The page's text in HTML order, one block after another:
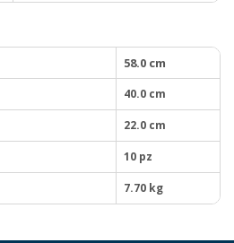
58.0 cm
40.0 cm
22.0 cm
10 pz
7.70 kg